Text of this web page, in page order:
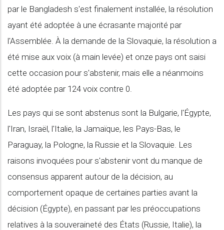
par le Bangladesh s'est finalement installée, la résolution
ayant été adoptée à une écrasante majorité par
l'Assemblée. À la demande de la Slovaquie, la résolution a
été mise aux voix (à main levée) et onze pays ont saisi
cette occasion pour s'abstenir, mais elle a néanmoins
été adoptée par 124 voix contre 0.
Les pays qui se sont abstenus sont la Bulgarie, l'Égypte,
l'Iran, Israël, l'Italie, la Jamaïque, les Pays-Bas, le
Paraguay, la Pologne, la Russie et la Slovaquie. Les
raisons invoquées pour s'abstenir vont du manque de
consensus apparent autour de la décision, au
comportement opaque de certaines parties avant la
décision (Égypte), en passant par les préoccupations
relatives à la souveraineté des États (Russie, Italie), la